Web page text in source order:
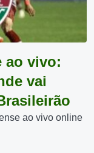
ao vivo:
vai
ao vivo online